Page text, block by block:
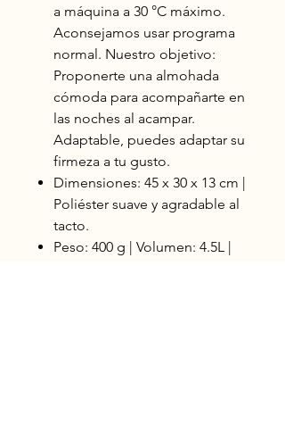
a máquina a 30 °C máximo.
Aconsejamos usar programa
normal. Nuestro objetivo:
Proponerte una almohada
cómoda para acompañarte en
las noches al acampar.
Adaptable, puedes adaptar su
firmeza a tu gusto.
Dimensiones: 45 x 30 x 13 cm |
Poliéster suave y agradable al
tacto.
Peso: 400 g | Volumen: 4.5L |